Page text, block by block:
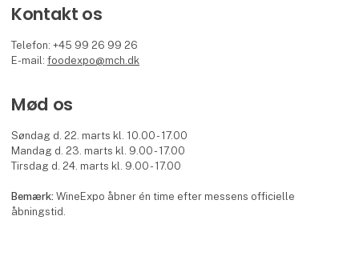
Kontakt os
Telefon: +45 99 26 99 26
E-mail:foodexpo@mch.dk
Mød os
Søndag d. 22. marts kl. 10.00 - 17.00
Mandag d. 23. marts kl. 9.00 - 17.00
Tirsdag d. 24. marts kl. 9.00 - 17.00
Bemærk:WineExpo åbner én time efter messens officielle
åbningstid.